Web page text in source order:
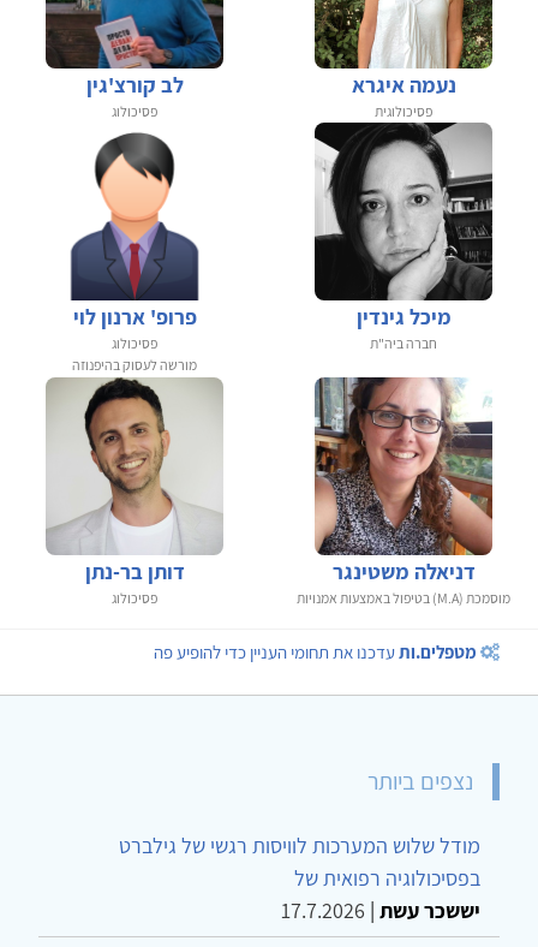
נעמה איגרא
פסיכולוגית
לב קורצ'גין
פסיכולוג
מיכל גינדין
חברה ביה"ת
פרופ' ארנון לוי
פסיכולוג
מורשה לעסוק בהיפנוזה
דניאלה משטינגר
מוסמכת (M.A) בטיפול באמצעות אמנויות
דותן בר-נתן
פסיכולוג
מטפלים.ותעדכנו את תחומי העניין כדי להופיע פה
נצפים ביותר
מודל שלוש המערכות לוויסות רגשי של גילברט
בפסיכולוגיה רפואית של
יששכר עשת |
17.7.2026